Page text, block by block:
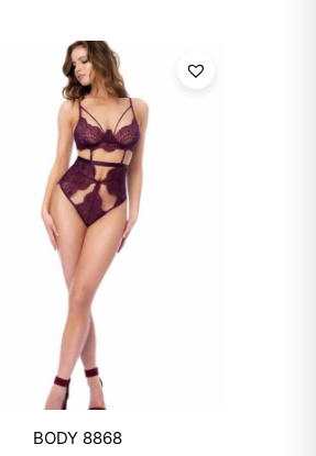
BODY 8868
Mixtwo - Lencería y Ropa